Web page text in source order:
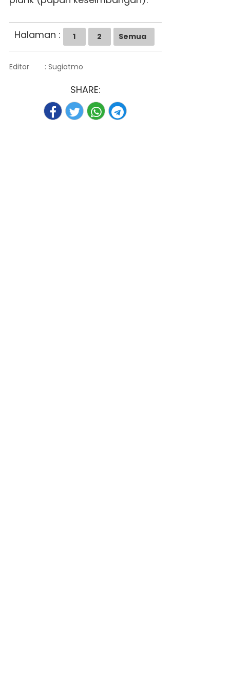
Halaman : 1 2 Semua
Editor : Sugiatmo
SHARE: